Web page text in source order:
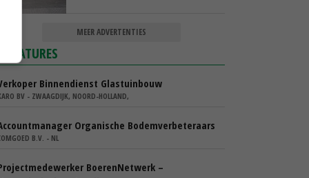
MEER ADVERTENTIES
VACATURES
Binnendienst Glastuinbouw
BV - ZWAAGDIJK, NOORD-HOLLAND,
Organische Bodemverbeteraars
B.V. - NL
BoerenNetwerk –